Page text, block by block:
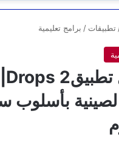
تطبيقات / برامج تعليمية
بأسلوب